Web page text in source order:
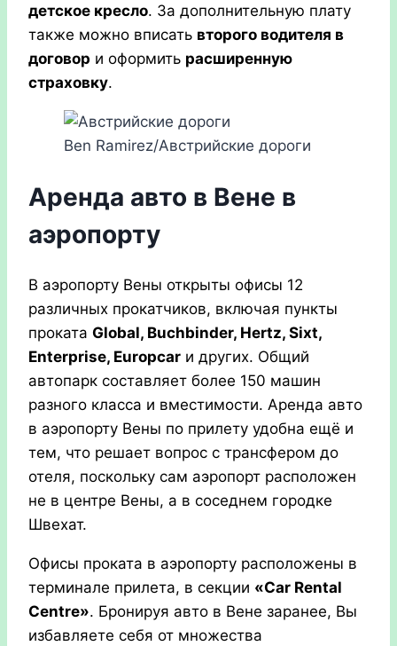
детское кресло. За дополнительную плату
также можно вписать второго водителя в
договор и оформить расширенную
страховку.
Ben Ramirez/Австрийские дороги
Аренда авто в Вене в
аэропорту
В аэропорту Вены открыты офисы 12
различных прокатчиков, включая пункты
проката Global, Buchbinder, Hertz, Sixt,
Enterprise, Europcar и других. Общий
автопарк составляет более 150 машин
разного класса и вместимости. Аренда авто
в аэропорту Вены по прилету удобна ещё и
тем, что решает вопрос с трансфером до
отеля, поскольку сам аэропорт расположен
не в центре Вены, а в соседнем городке
Швехат.
Офисы проката в аэропорту расположены в
терминале прилета, в секции «Car Rental
Centre». Бронируя авто в Вене заранее, Вы
избавляете себя от множества